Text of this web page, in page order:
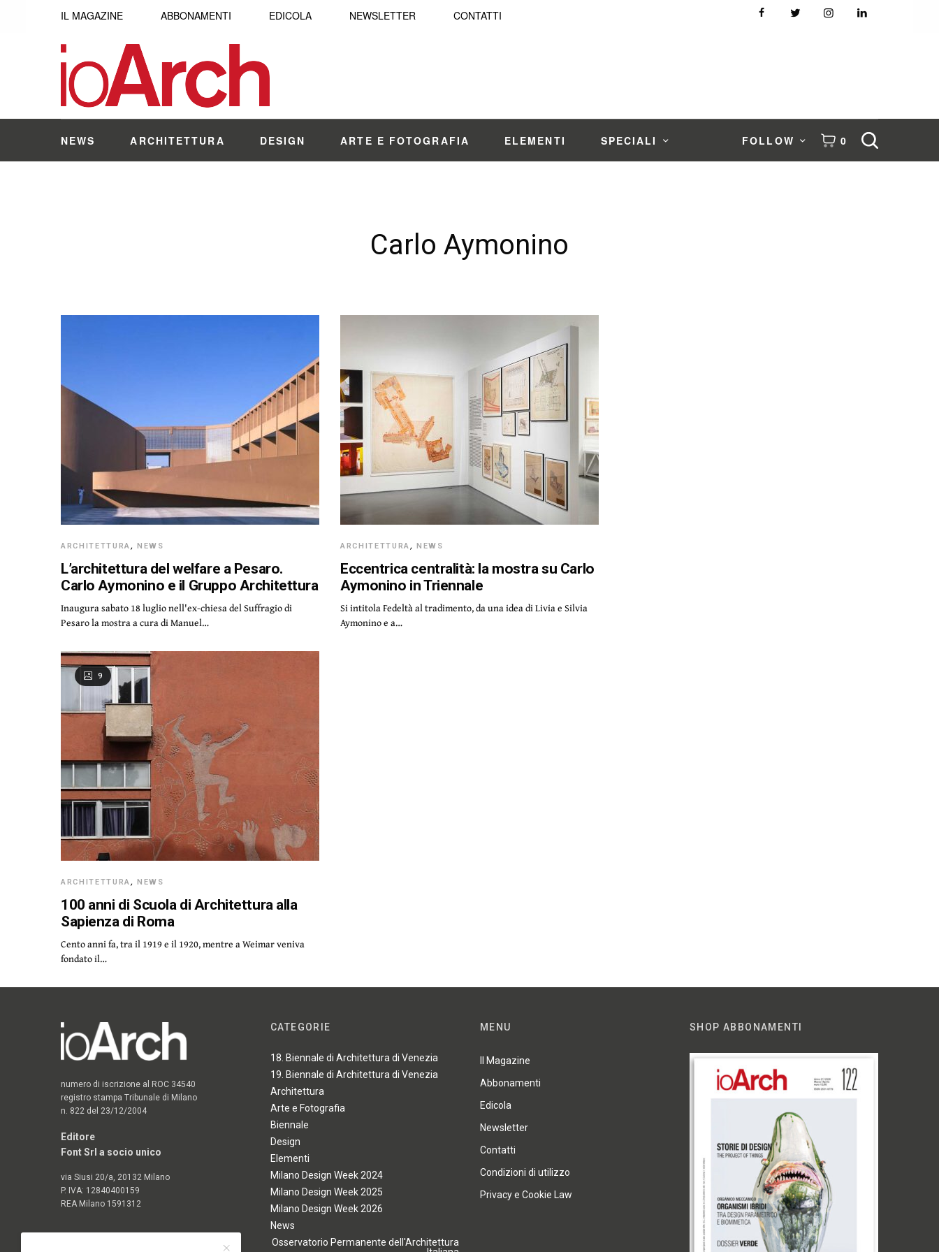
IL MAGAZINE ABBONAMENTI EDICOLA NEWSLETTER CONTATTI
NEWS ARCHITETTURA DESIGN ARTE E FOTOGRAFIA ELEMENTI SPECIALI FOLLOW 0
Carlo Aymonino
ARCHITETTURA,NEWS
L’architettura del welfare a Pesaro.
Carlo Aymonino e il Gruppo Architettura
Inaugura sabato 18 luglio nell'ex-chiesa del Suffragio di
Pesaro la mostra a cura di Manuel…
ARCHITETTURA,NEWS
Eccentrica centralità: la mostra su Carlo
Aymonino in Triennale
Si intitola Fedeltà al tradimento, da una idea di Livia e Silvia
Aymonino e a…
9
ARCHITETTURA,NEWS
100 anni di Scuola di Architettura alla
Sapienza di Roma
Cento anni fa, tra il 1919 e il 1920, mentre a Weimar veniva
fondato il…
numero di iscrizione al ROC 34540
registro stampa Tribunale di Milano
n. 822 del 23/12/2004
Editore
Font Srl a socio unico
via Siusi 20/a, 20132 Milano
P. IVA: 12840400159
REA Milano 1591312
CATEGORIE
18. Biennale di Architettura di Venezia
19. Biennale di Architettura di Venezia
Architettura
Arte e Fotografia
Biennale
Design
Elementi
Milano Design Week 2024
Milano Design Week 2025
Milano Design Week 2026
News
Osservatorio Permanente dell'Architettura
MENU
Il Magazine
Abbonamenti
Edicola
Newsletter
Contatti
Condizioni di utilizzo
Privacy e Cookie Law
SHOP ABBONAMENTI